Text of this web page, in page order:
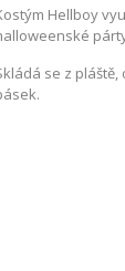
Hellboy
se z